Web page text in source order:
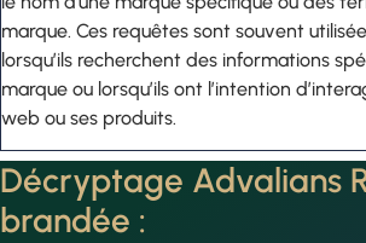
marque. Ces requêtes sont souvent
lorsqu’ils recherchent des informations
marque ou lorsqu’ils ont l’intention
web ou ses produits.
Décryptage Advalians
brandée :